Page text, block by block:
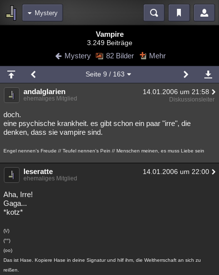
Mystery
Blogs Videos
Chat Wiki Neuigkeiten
meine Rubriken
Menschen Wissenschaft Mystery Kriminalfälle
Spiritualität
Natur Umfragen Unterhaltung
Philosophie Träume Orte Esoterik Literatur
Astronomie Helpdesk
Musik
Übersichten
Lesenswert
Vampire
3.249 Beiträge
Mystery 82 Bilder Mehr
Seite 9 / 163
andalglarien 14.01.2006 um 21:58
ehemaliges Mitglied Diskussionsleiter
doch.
eine psychische krankheit. es gibt schon ein paar "irre", die
denken, dass sie vampire sind.
Engel nennen's Freude // Teufel nennen's Pein // Menschen meinen, es muss Liebe sein
leseratte 14.01.2006 um 22:00
ehemaliges Mitglied
Aha, Irre!
Gaga...
*kotz*
(\/)
(°°)
(oo)
Das ist Hase. Kopiere Hase in deine Signatur und hilf ihm, die Weltherrschaft an sich zu
reißen.